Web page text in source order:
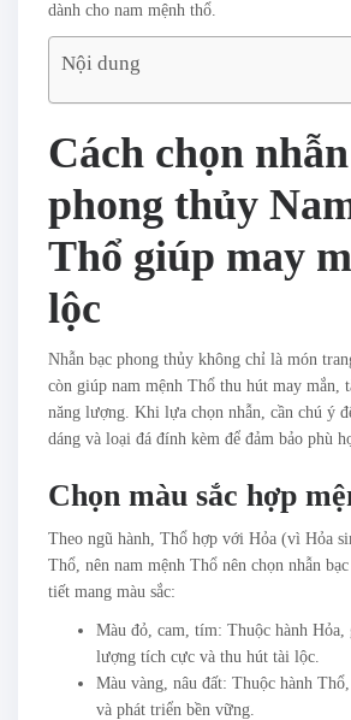
dành cho nam mệnh thổ.
Nội dung
Cách chọn
phong thủy
Thổ giúp may
lộc
Nhẫn bạc phong thủy không chỉ là món
còn giúp nam mệnh Thổ thu hút may mắn,
năng lượng. Khi lựa chọn nhẫn, cần chú ý
dáng và loại đá đính kèm để đảm bảo phù
Chọn màu sắc hợp
Theo ngũ hành, Thổ hợp với Hỏa (vì Hỏa
Thổ, nên nam mệnh Thổ nên chọn nhẫn
tiết mang màu sắc:
Màu đỏ, cam, tím: Thuộc hành Hỏa,
lượng tích cực và thu hút tài lộc.
Màu vàng, nâu đất: Thuộc hành
và phát triển bền vững.